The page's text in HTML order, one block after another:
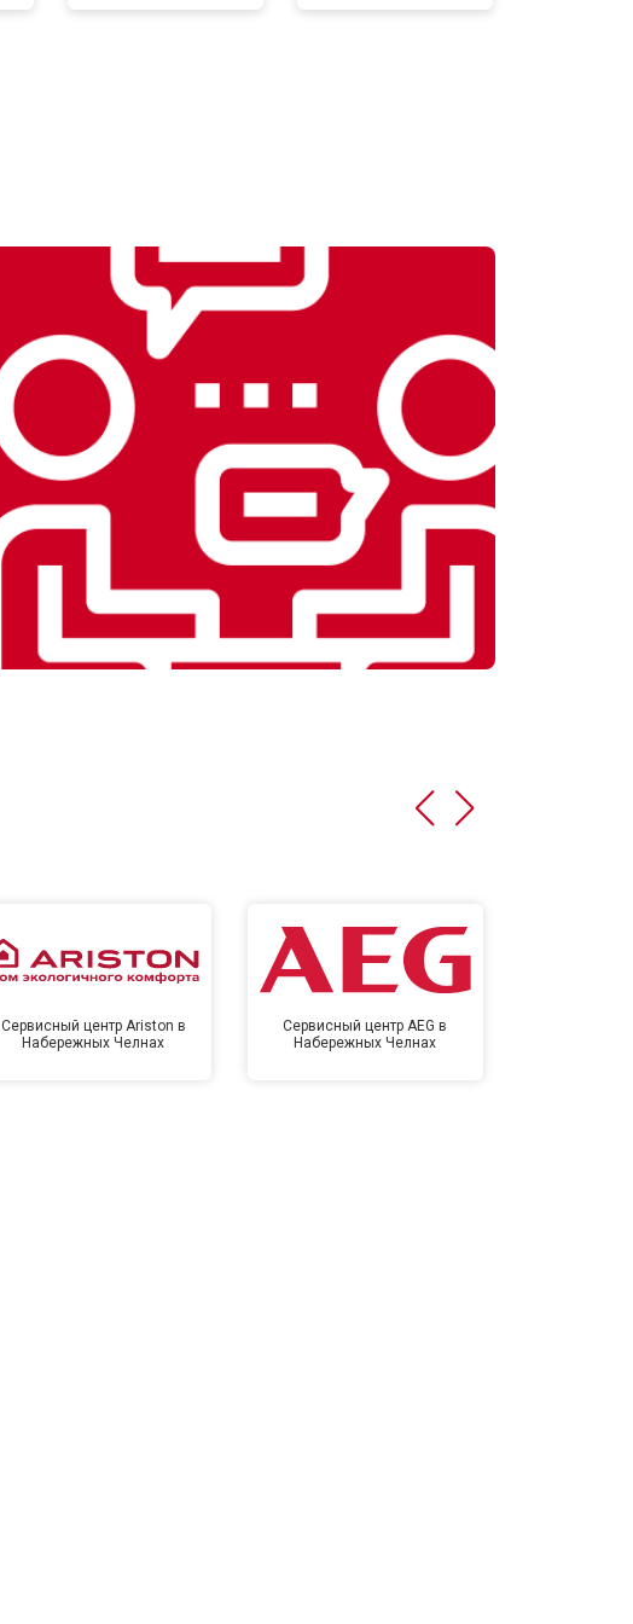
Сервисный центр Ariston в
Набережных Челнах
Сервисный центр AEG в
Набережных Челнах